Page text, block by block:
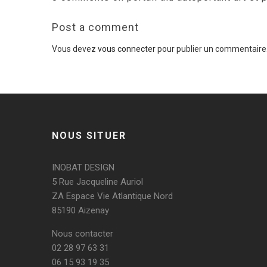
Post a comment
Vous devezvous connecterpour publier un
NOUS SITUER
INOBAT DESIGN
5 Rue Jacqueline Auriol
ZA Espace Vie Atlantique Nord
85190 Aizenay
Nous contacter
02 28 97 63 31
06 15 93 19 35